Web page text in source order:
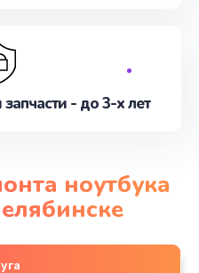
- до 3-х лет
ноутбука